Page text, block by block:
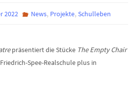
2022 News, Projekte, Schulleben
präsentiert die Stücke The Empty Chair
Spee-Realschule plus in